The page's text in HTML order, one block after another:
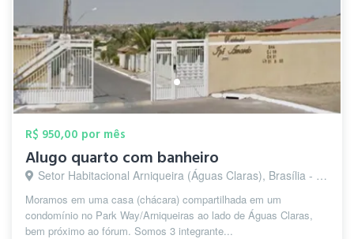
R$ 950,00 por mês
Alugo quarto com banheiro
Setor Habitacional Arniqueira (Águas Claras), Brasília - DF
Moramos em uma casa (chácara) compartilhada em um
condomínio no Park Way/Arniqueiras ao lado de Águas Claras,
bem próximo ao fórum. Somos 3 integrante...